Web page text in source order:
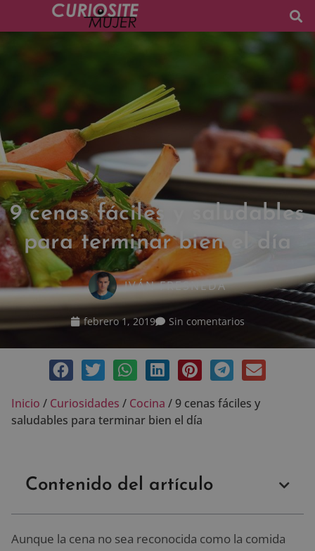
9 cenas fáciles y saludables
para terminar bien el día
IVÁN FRESNEDA
febrero 1, 2019 Sin comentarios
Inicio / Curiosidades / Cocina /9 cenas fáciles y
saludables para terminar bien el día
Contenido del artículo
Aunque la cena no sea reconocida como la comida